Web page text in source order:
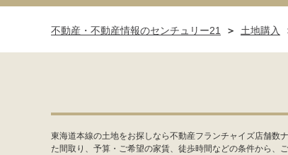
新築一戸建て 中古
不動産・不動産情報のセンチュリー21 土地購入
東海道本線の土地をお探しなら不動産フランチャイズ店舗数
た間取り、予算・ご希望の家賃、徒歩時間などの条件から、